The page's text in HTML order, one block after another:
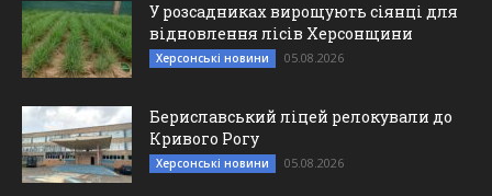
У розсадниках вирощують сіянці для
відновлення лісів Херсонщини
Херсонські новини 05.08.2026
Бериславський ліцей релокували до
Кривого Рогу
Херсонські новини 05.08.2026